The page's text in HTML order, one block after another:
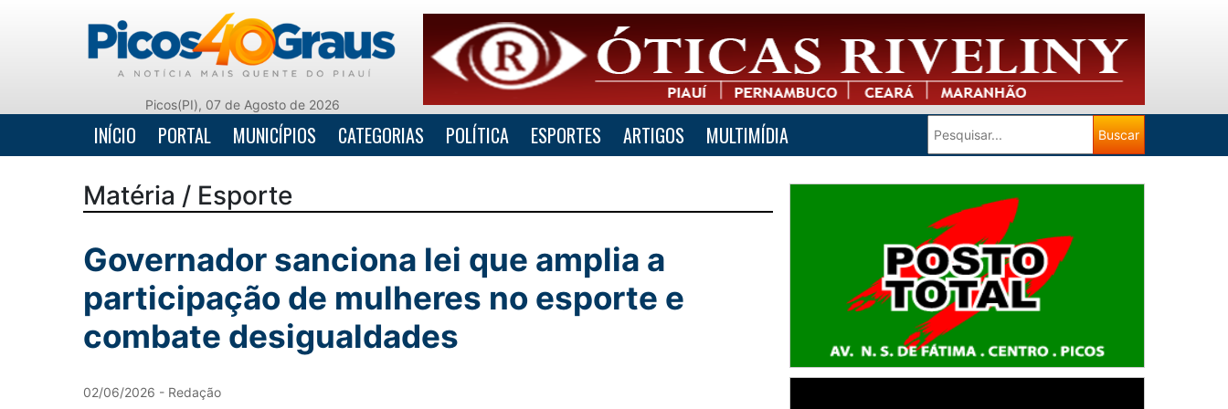
Picos(PI), 07 de Agosto de 2026
INÍCIO PORTAL MUNICÍPIOS CATEGORIAS POLÍTICA ESPORTES ARTIGOS MULTIMÍDIA
Matéria / Esporte
Governador sanciona lei que amplia a
participação de mulheres no esporte e
combate desigualdades
02/06/2026 - Redação